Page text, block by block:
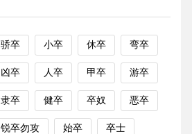
骄卒 小卒 休卒 弯卒
凶卒 人卒 甲卒 游卒
隶卒 健卒 卒奴 恶卒
锐卒勿攻 始卒 卒士